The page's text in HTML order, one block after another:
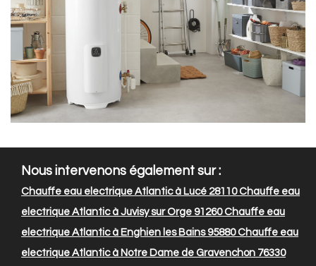
Nous intervenons également sur :
Chauffe eau electrique Atlantic à Lucé 28110Chauffe eau
electrique Atlantic à Juvisy sur Orge 91260Chauffe eau
electrique Atlantic à Enghien les Bains 95880Chauffe eau
electrique Atlantic à Notre Dame de Gravenchon 76330